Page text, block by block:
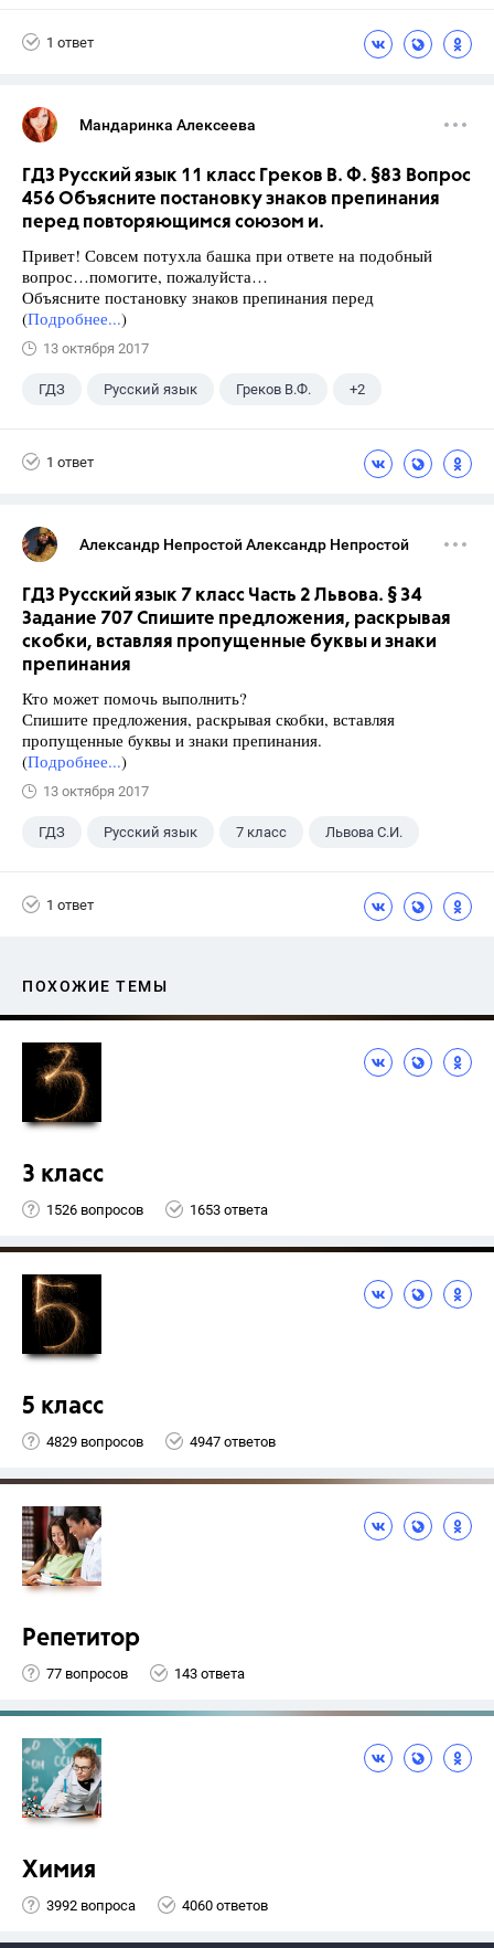
1 ответ
Мандаринка Алексеева
ГДЗ Русский язык 11 класс Греков В. Ф. §83 Вопрос
456 Объясните постановку знаков препинания
перед повторяющимся союзом и.
Привет! Совсем потухла башка при ответе на подобный
вопрос…помогите, пожалуйста…
Объясните постановку знаков препинания перед
(Подробнее...)
13 октября 2017
ГДЗ Русский язык Греков В.Ф. +2
1 ответ
Александр Непростой Александр Непростой
ГДЗ Русский язык 7 класс Часть 2 Львова. § 34
Задание 707 Спишите предложения, раскрывая
скобки, вставляя пропущенные буквы и знаки
препинания
Кто может помочь выполнить?
Спишите предложения, раскрывая скобки, вставляя
пропущенные буквы и знаки препинания.
(Подробнее...)
13 октября 2017
ГДЗ Русский язык 7 класс Львова С.И.
1 ответ
ПОХОЖИЕ ТЕМЫ
3 класс
1526 вопросов 1653 ответа
5 класс
4829 вопросов 4947 ответов
Репетитор
77 вопросов 143 ответа
Химия
3992 вопроса 4060 ответов